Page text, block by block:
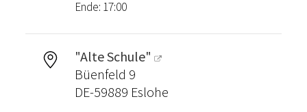
Ende: 17:00
"Alte Schule"
Büenfeld 9
DE-59889 Eslohe